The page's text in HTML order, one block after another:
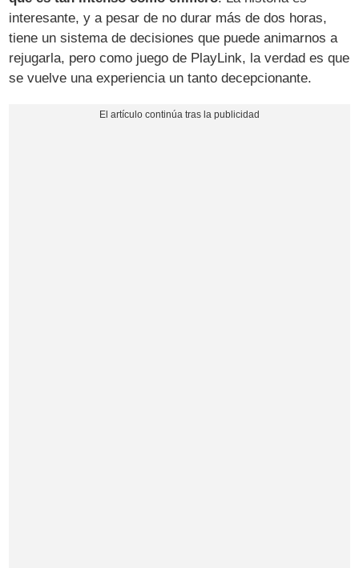
interesante, y a pesar de no durar más de dos horas,
tiene un sistema de decisiones que puede animarnos a
rejugarla, pero como juego de PlayLink, la verdad es que
se vuelve una experiencia un tanto decepcionante.